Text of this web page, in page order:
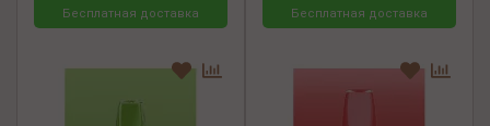
Бесплатная доставка Бесплатная доставка